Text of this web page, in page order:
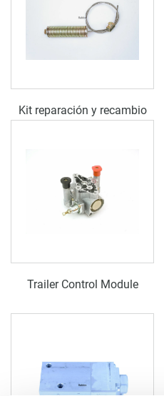
Kit reparación y recambio
Trailer Control Module